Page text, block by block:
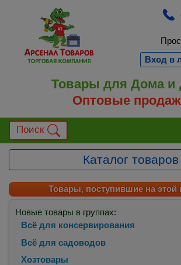
Вход в
Товары для Дома и
Оптовые
Поиск
Каталог товаров
Товары, поступившие на этой
Новые товары в группах:
Всё для консервирования
Всё для садоводов
Хозтовары